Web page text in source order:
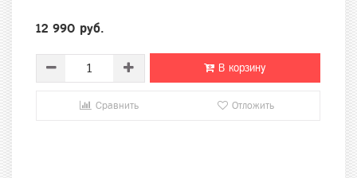
12 990 руб.
В корзину
Сравнить Отложить